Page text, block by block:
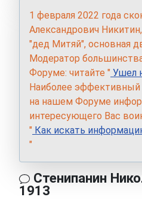
1 февраля 2022 года
Александрович
"дед Митяй", основная
Модератор
Форуме: читайте " Ушел
Наиболее эффективный
на нашем Форуме
интересующего Вас
" Как искать
"
Стенипанин
1913